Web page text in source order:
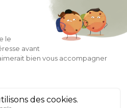
NETWORK